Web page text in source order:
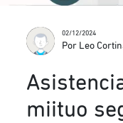
02/12/2024
Por Leo
miituo